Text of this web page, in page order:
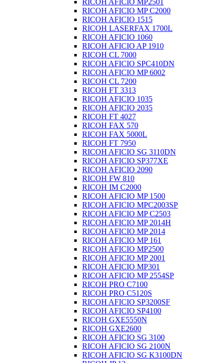
RICOH AFICIO MP2501
RICOH AFICIO MP C2000
RICOH AFICIO 1515
RICOH LASERFAX 1700L
RICOH AFICIO 1060
RICOH AFICIO AP 1910
RICOH CL 7000
RICOH AFICIO SPC410DN
RICOH AFICIO MP 6002
RICOH CL 7200
RICOH FT 3313
RICOH AFICIO 1035
RICOH AFICIO 2035
RICOH FT 4027
RICOH FAX 570
RICOH FAX 5000L
RICOH FT 7950
RICOH AFICIO SG 3110DN
RICOH AFICIO SP377XE
RICOH AFICIO 2090
RICOH FW 810
RICOH IM C2000
RICOH AFICIO MP 1500
RICOH AFICIO MPC2003SP
RICOH AFICIO MP C2503
RICOH AFICIO MP 2014H
RICOH AFICIO MP 2014
RICOH AFICIO MP 161
RICOH AFICIO MP2500
RICOH AFICIO MP 2001
RICOH AFICIO MP301
RICOH AFICIO MP 2554SP
RICOH PRO C7100
RICOH PRO C5120S
RICOH AFICIO SP3200SF
RICOH AFICIO SP4100
RICOH GXE5550N
RICOH GXE2600
RICOH AFICIO SG 3100
RICOH AFICIO SG 2100N
RICOH AFICIO SG K3100DN